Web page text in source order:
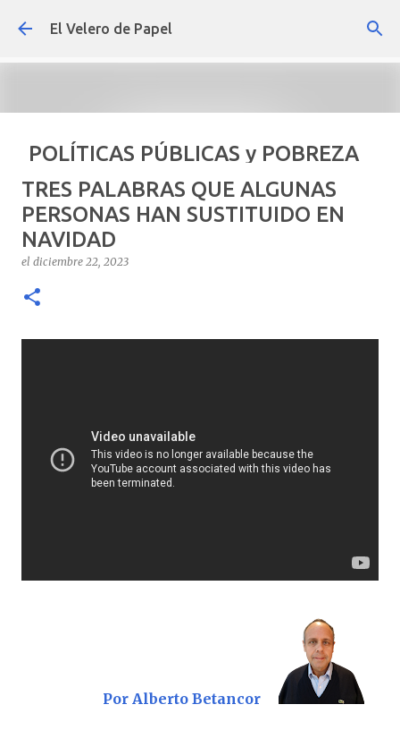
Ir al contenido principal
El Velero de Papel
POLÍTICAS PÚBLICAS y POBREZA
POR ARTURO MOLINA
elseptiembre 22, 2024 ARTÍCULOS ARTURO-MOLINA
OPINIÓN POLÍTICAS PÚBLICAS Y POBREZA
0
TRES PALABRAS QUE ALGUNAS
PERSONAS HAN SUSTITUIDO EN
NAVIDAD
el diciembre 22, 2023
Por Alberto Betancor